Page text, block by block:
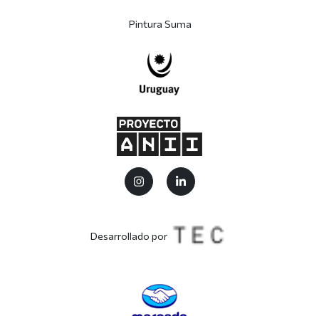
Pintura Suma
Desarrollado por